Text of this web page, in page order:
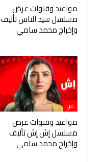
مواعيد وقنوات عرض
مسلسل سيد الناس تأليف
وإخراج محمد سامي
فن
مواعيد وقنوات عرض
مسلسل إش إش تأليف
وإخراج محمد سامي